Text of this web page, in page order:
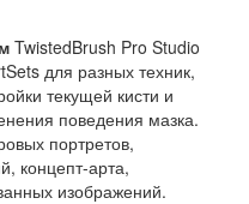
TwistedBrush Pro Studio
для разных техник,
текущей кисти и
поведения мазка.
портретов,
концепт-арта,
изображений.